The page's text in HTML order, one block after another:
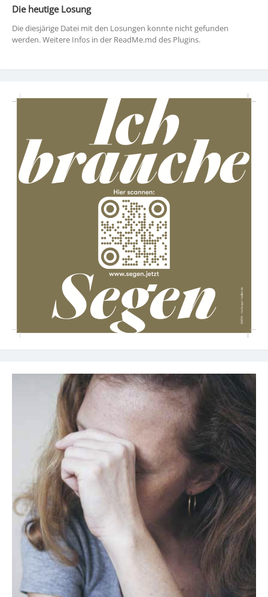
Die heutige Losung
Die diesjärige Datei mit den Losungen konnte nicht gefunden
werden. Weitere Infos in der ReadMe.md des Plugins.